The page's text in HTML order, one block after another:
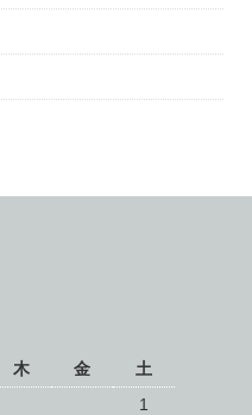
木 金
土
1